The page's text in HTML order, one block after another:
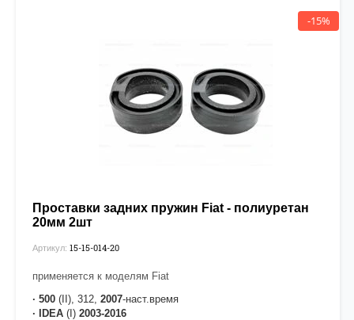
-15%
Проставки задних пружин Fiat - полиуретан
20мм 2шт
Артикул: 15-15-014-20
применяется к моделям Fiat
· 500 (II), 312, 2007-наст.время
·
IDEA (I) 2003-2016